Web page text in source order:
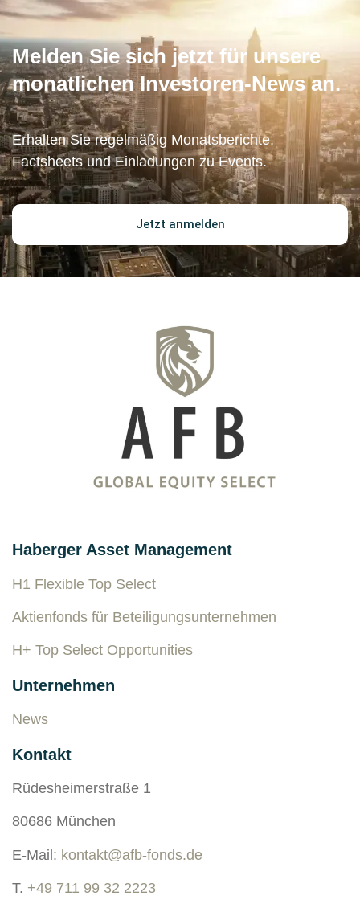
Melden Sie sich jetzt für unsere
monatlichen Investoren-News an.
Erhalten Sie regelmäßig Monatsberichte,
Factsheets und Einladungen zu Events.
Jetzt anmelden
Haberger Asset Management
H1 Flexible Top Select
Aktienfonds für Beteiligungsunternehmen
H+ Top Select Opportunities
Unternehmen
News
Kontakt
Rüdesheimerstraße 1
80686 München
E-Mail: kontakt@afb-fonds.de
T. +49 711 99 32 2223